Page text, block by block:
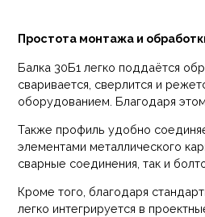
Простота монтажа и
Балка 30Б1 легко поддаётся
сваривается, сверлится и
оборудованием. Благодаря
Также профиль удобно
элементами металлического
сварные соединения, так и
различных типов конструкций.
Кроме того, благодаря
легко интегрируется в